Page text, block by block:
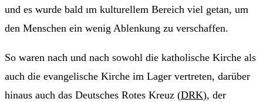
und es wurde bald ım kulturellem Bereich viel getan, um
den Menschen ein wenig Ablenkung zu verschaffen.
So waren nach und nach sowohl die katholische Kirche als
auch die evangelische Kirche im Lager vertreten, darüber
hinaus auch das Deutsches Rotes Kreuz (DRK), der